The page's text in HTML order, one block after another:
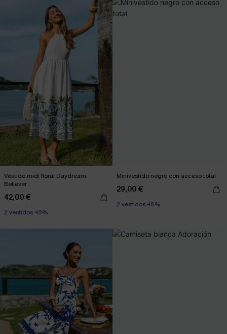
Vestido midi floral Daydream
Believer
42,00 €
2 vestidos -10%
Minivestido negro con acceso total
29,00 €
2 vestidos -10%